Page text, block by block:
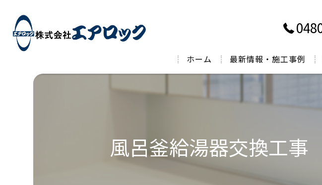
ホーム 最新情報・施工事例
風呂釜給湯器交換工